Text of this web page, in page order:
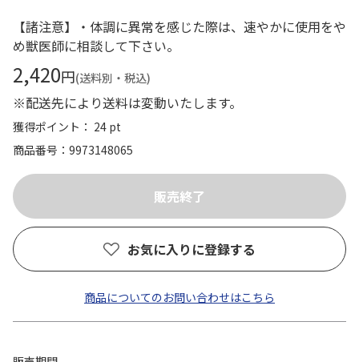
【諸注意】・体調に異常を感じた際は、速やかに使用をや
め獣医師に相談して下さい。
2,420円(送料別・税込)
※配送先により送料は変動いたします。
獲得ポイント： 24 pt
商品番号
9973148065
お気に入りに登録する
商品についてのお問い合わせはこちら